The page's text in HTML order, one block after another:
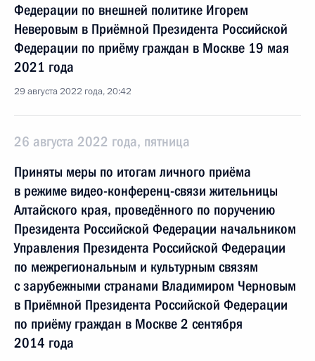
Федерации по внешней политике Игорем
Неверовым в Приёмной Президента Российской
Федерации по приёму граждан в Москве 19 мая
2021 года
29 августа 2022 года, 20:42
26 августа 2022 года, пятница
Приняты меры по итогам личного приёма
в режиме видео-конференц-связи жительницы
Алтайского края, проведённого по поручению
Президента Российской Федерации начальником
Управления Президента Российской Федерации
по межрегиональным и культурным связям
с зарубежными странами Владимиром Черновым
в Приёмной Президента Российской Федерации
по приёму граждан в Москве 2 сентября
2014 года